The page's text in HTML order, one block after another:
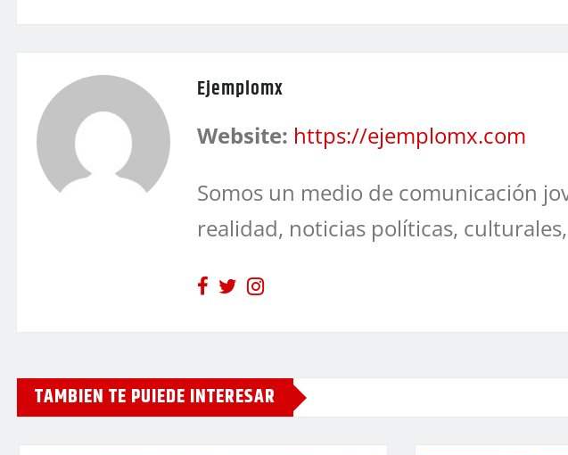
Ejemplomx
Website: https://ejemplomx.com
Somos un medio de comunicación
realidad, noticias políticas,
TAMBIEN TE PUIEDE INTERESAR